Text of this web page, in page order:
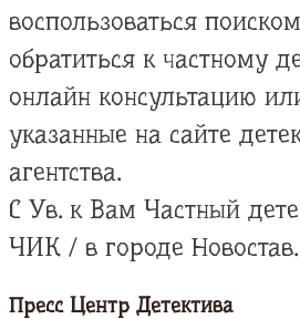
воспользоваться
обратиться к частному
онлайн консультацию
указанные на сайте
агентства.
С Ув. к Вам Частный
ЧИК / в городе Новостав.
Пресс Центр Детектива